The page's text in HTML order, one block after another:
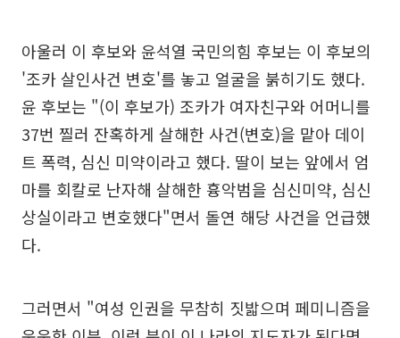
아울러 이 후보와 윤석열 국민의힘 후보는 이 후보의
'조카 살인사건 변호'를 놓고 얼굴을 붉히기도 했다.
윤 후보는 "(이 후보가) 조카가 여자친구와 어머니를
37번 찔러 잔혹하게 살해한 사건(변호)을 맡아 데이
트 폭력, 심신 미약이라고 했다. 딸이 보는 앞에서 엄
마를 회칼로 난자해 살해한 흉악범을 심신미약, 심신
상실이라고 변호했다"면서 돌연 해당 사건을 언급했
다.
그러면서 "여성 인권을 무참히 짓밟으며 페미니즘을